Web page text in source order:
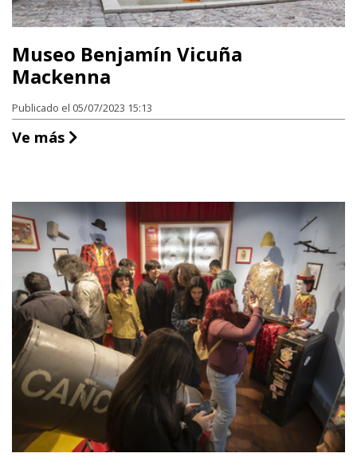
Museo Benjamín Vicuña
Mackenna
Publicado el 05/07/2023 15:13
Ve más Museo Benjamín Vicuña Mackenna